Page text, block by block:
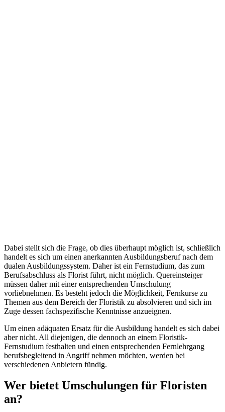
Dabei stellt sich die Frage, ob dies überhaupt möglich ist, schließlich
handelt es sich um einen anerkannten Ausbildungsberuf nach dem
dualen Ausbildungssystem. Daher ist ein Fernstudium, das zum
Berufsabschluss als Florist führt, nicht möglich. Quereinsteiger
müssen daher mit einer entsprechenden Umschulung
vorliebnehmen. Es besteht jedoch die Möglichkeit, Fernkurse zu
Themen aus dem Bereich der Floristik zu absolvieren und sich im
Zuge dessen fachspezifische Kenntnisse anzueignen.
Um einen adäquaten Ersatz für die Ausbildung handelt es sich dabei
aber nicht. All diejenigen, die dennoch an einem Floristik-
Fernstudium festhalten und einen entsprechenden Fernlehrgang
berufsbegleitend in Angriff nehmen möchten, werden bei
verschiedenen Anbietern fündig.
Wer bietet Umschulungen für Floristen
an?